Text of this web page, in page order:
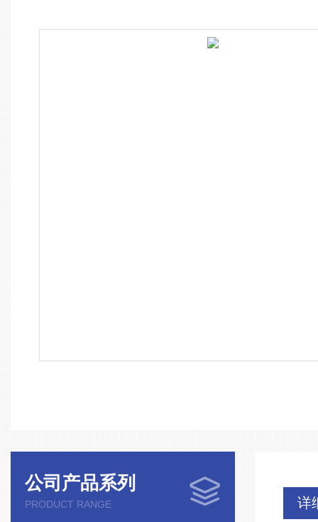
公司产品系列
PRODUCT RANGE 详